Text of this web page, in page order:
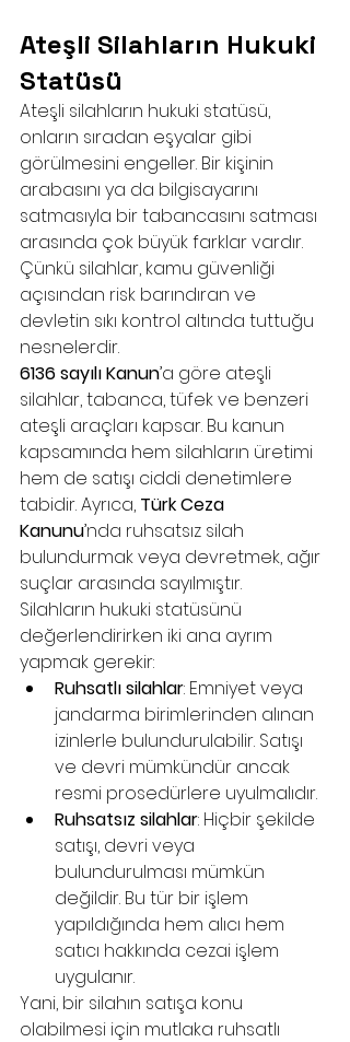
Ateşli Silahların Hukuki
Statüsü
Ateşli silahların hukuki statüsü,
onların sıradan eşyalar gibi
görülmesini engeller. Bir kişinin
arabasını ya da bilgisayarını
satmasıyla bir tabancasını satması
arasında çok büyük farklar vardır.
Çünkü silahlar, kamu güvenliği
açısından risk barındıran ve
devletin sıkı kontrol altında tuttuğu
nesnelerdir.
6136 sayılı Kanun’a göre ateşli
silahlar, tabanca, tüfek ve benzeri
ateşli araçları kapsar. Bu kanun
kapsamında hem silahların üretimi
hem de satışı ciddi denetimlere
tabidir. Ayrıca, Türk Ceza
Kanunu’nda ruhsatsız silah
bulundurmak veya devretmek, ağır
suçlar arasında sayılmıştır.
Silahların hukuki statüsünü
değerlendirirken iki ana ayrım
yapmak gerekir:
Ruhsatlı silahlar: Emniyet veya
jandarma birimlerinden alınan
izinlerle bulundurulabilir. Satışı
ve devri mümkündür ancak
resmi prosedürlere uyulmalıdır.
Ruhsatsız silahlar: Hiçbir şekilde
satışı, devri veya
bulundurulması mümkün
değildir. Bu tür bir işlem
yapıldığında hem alıcı hem
satıcı hakkında cezai işlem
uygulanır.
Yani, bir silahın satışa konu
olabilmesi için mutlaka ruhsatlı